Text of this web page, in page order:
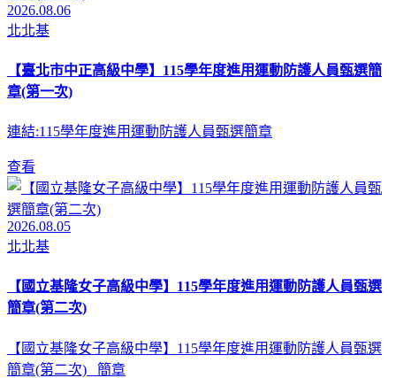
2026.08.06
北北基
【臺北市中正高級中學】115學年度進用運動防護人員甄選簡
章(第一次)
連結:115學年度進用運動防護人員甄選簡章
查看
2026.08.05
北北基
【國立基隆女子高級中學】115學年度進用運動防護人員甄選
簡章(第二次)
【國立基隆女子高級中學】115學年度進用運動防護人員甄選
簡章(第二次) 簡章